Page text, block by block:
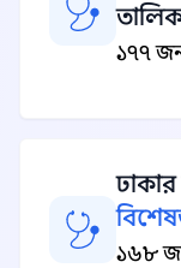
১৭৭
১৬৮